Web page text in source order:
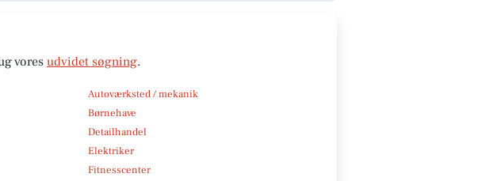
vores udvidet søgning.
Autoværksted / mekanik
Børnehave
Detailhandel
Elektriker
Fitnesscenter